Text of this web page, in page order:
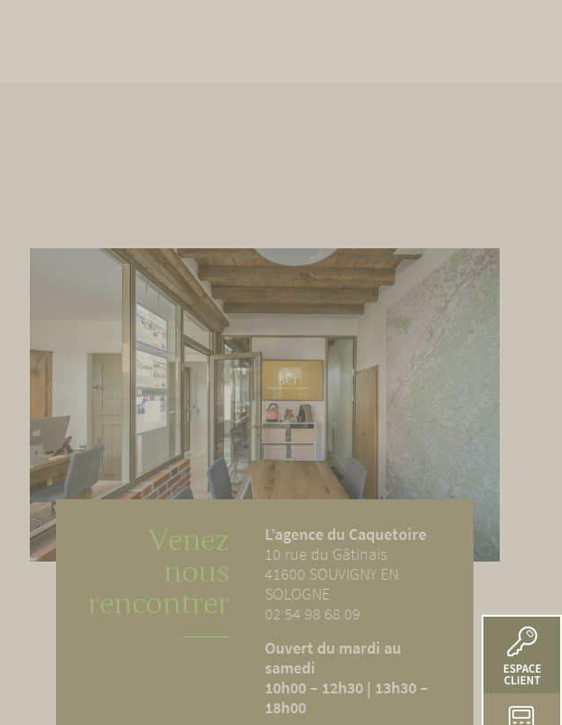
Venez
nous
rencontrer
L’agence du Caquetoire
10 rue du Gâtinais
41600 SOUVIGNY EN
SOLOGNE
02 54 98 68 09
Ouvert du mardi au
samedi
10h00 – 12h30 | 13h30 –
18h00